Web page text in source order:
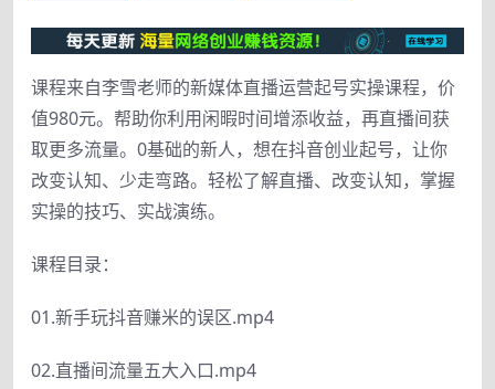
课程来自李雪老师的新媒体直播运营起号实操课程，价
值980元。帮助你利用闲暇时间增添收益，再直播间获
取更多流量。0基础的新人，想在抖音创业起号，让你
改变认知、少走弯路。轻松了解直播、改变认知，掌握
实操的技巧、实战演练。
课程目录：
01.新手玩抖音赚米的误区.mp4
02.直播间流量五大入口.mp4